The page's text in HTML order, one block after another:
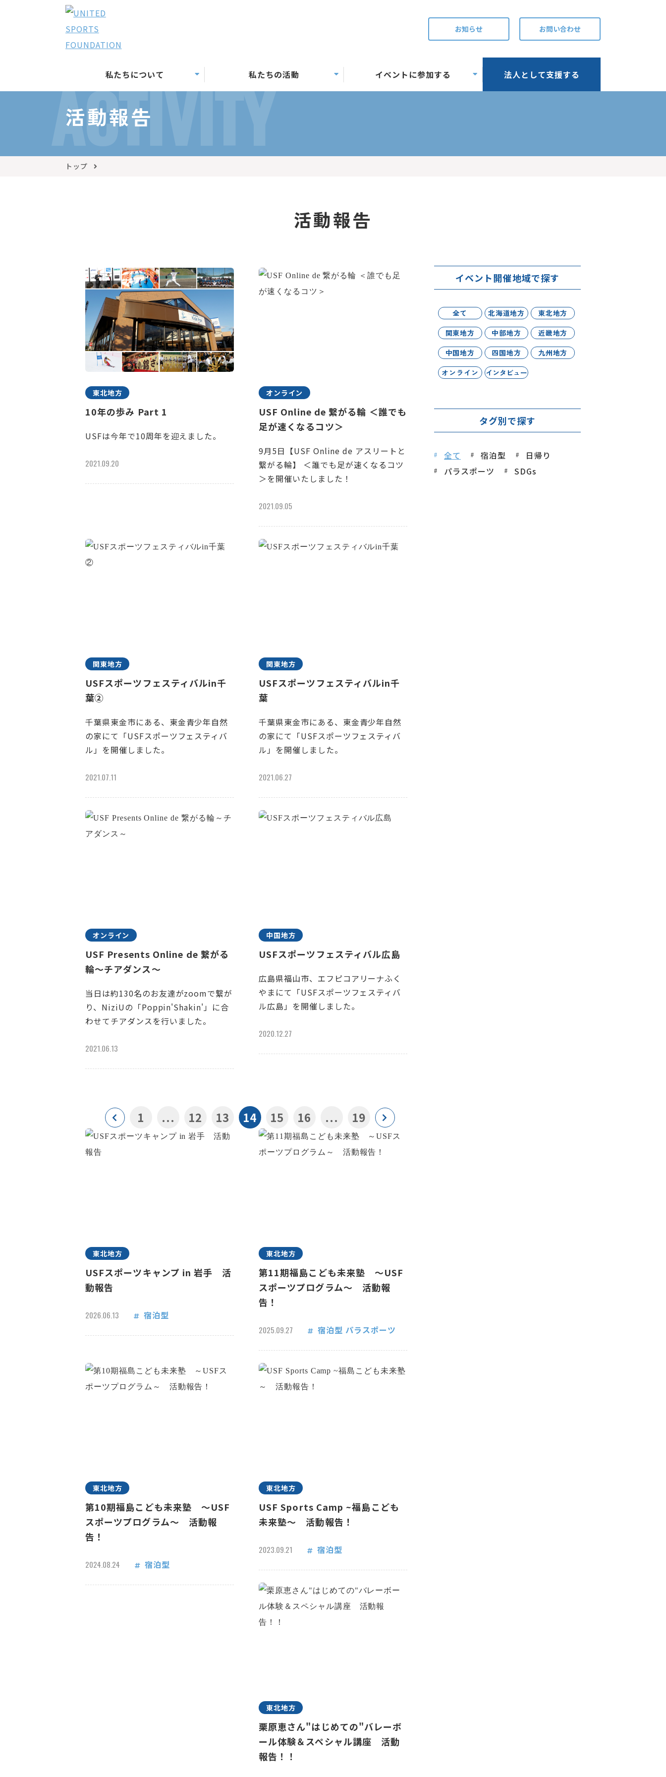
お知らせ お問い合わせ
私たちについて 私たちの活動 イベントに参加する 法人として支援する
ACTIVITY
活動報告
トップ
活動報告
東北地方
10年の歩み Part 1
USFは今年で10周年を迎えました。
2021.09.20
オンライン
USF Online de 繋がる輪 ＜誰でも
足が速くなるコツ＞
9月5日【USF Online de アスリートと
繋がる輪】 ＜誰でも足が速くなるコツ
＞を開催いたしました！
2021.09.05
関東地方
USFスポーツフェスティバルin千
葉②
千葉県東金市にある、東金青少年自然
の家にて「USFスポーツフェスティバ
ル」を開催しました。
2021.07.11
関東地方
USFスポーツフェスティバルin千
葉
千葉県東金市にある、東金青少年自然
の家にて「USFスポーツフェスティバ
ル」を開催しました。
2021.06.27
オンライン
USF Presents Online de 繋がる
輪～チアダンス～
当日は約130名のお友達がzoomで繋が
り、NiziUの「Poppin'Shakin'」に合
わせてチアダンスを行いました。
2021.06.13
中国地方
USFスポーツフェスティバル広島
広島県福山市、エフピコアリーナふく
やまにて「USFスポーツフェスティバ
ル広島」を開催しました。
2020.12.27
1 ... 12 13 14 15 16 ... 19
東北地方
USFスポーツキャンプ in 岩手 活
動報告
2026.06.13 宿泊型
東北地方
第11期福島こども未来塾 ～USF
スポーツプログラム～ 活動報
告！
2025.09.27 宿泊型 パラスポーツ
東北地方
第10期福島こども未来塾 ～USF
スポーツプログラム～ 活動報
告！
2024.08.24 宿泊型
東北地方
USF Sports Camp ~福島こども
未来塾～ 活動報告！
2023.09.21 宿泊型
東北地方
栗原恵さん"はじめての"バレーボ
ール体験＆スペシャル講座 活動
報告！！
イベント開催地域で探す
全て 北海道地方
東北地方
関東地方
中部地方
近畿地方
中国地方
四国地方
九州地方
オンライン
インタビュー
タグ別で探す
全て 宿泊型
日帰り
パラスポーツ
SDGs